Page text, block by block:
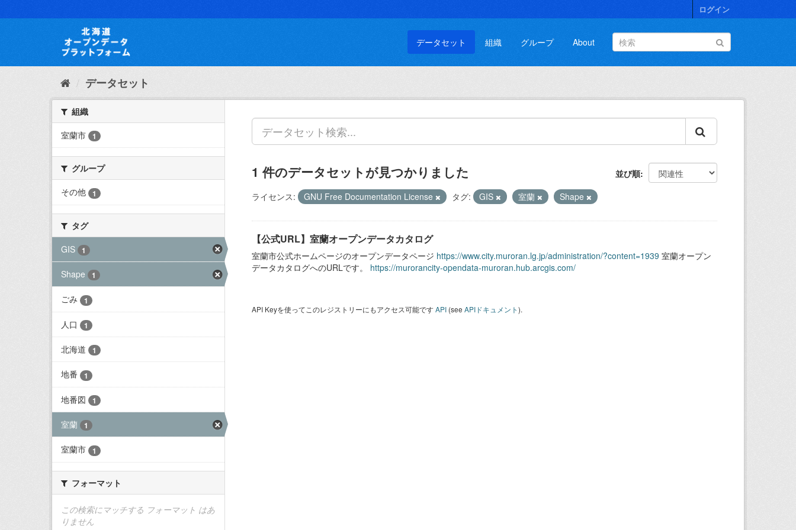
キ
て
ログイン
データセット 組織 グループ About
データセット
組織
室蘭市
1
グループ
その他
1
タグ
GIS
1
Shape 1
ごみ 1
人口 1
北海道 1
地番 1
地番図 1
室蘭 1
室蘭市 1
フォーマット
この検索にマッチする フォーマット はあ
りません
並び順
1 件のデータセットが見つかりました
ライセンス: GNU Free Documentation License タグ: GIS 室蘭 Shape
【公式URL】室蘭オープンデータカタログ
室蘭市公式ホームページのオープンデータページ https://www.city.muroran.lg.jp/administration/?content=1939 室蘭オープン
データカタログへのURLです。 https://murorancity-opendata-muroran.hub.arcgis.com/
API Keyを使ってこのレジストリーにもアクセス可能ですAPI (see APIドキュメント).